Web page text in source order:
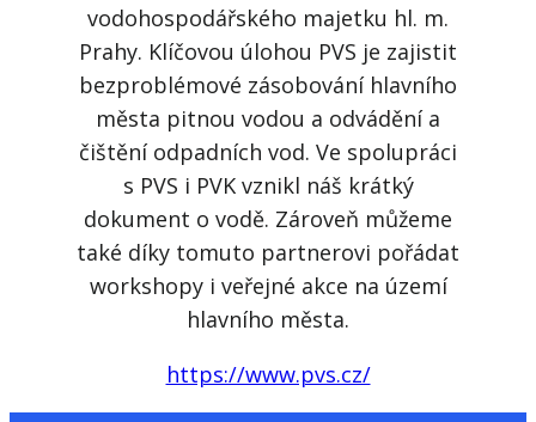
vodohospodářského majetku hl. m.
Prahy. Klíčovou úlohou PVS je zajistit
bezproblémové zásobování hlavního
města pitnou vodou a odvádění a
čištění odpadních vod. Ve spolupráci
s PVS i PVK vznikl náš krátký
dokument o vodě. Zároveň můžeme
také díky tomuto partnerovi pořádat
workshopy i veřejné akce na území
hlavního města.
https://www.pvs.cz/